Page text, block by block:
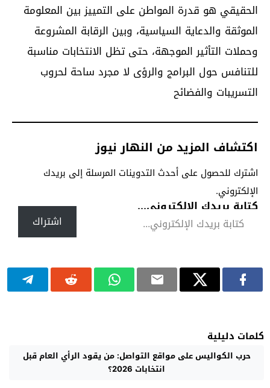
الحقيقي هو قدرة المواطن على التمييز بين المعلومة
الموثقة والدعاية السياسية، وبين الرقابة المشروعة
وحملات التأثير الموجهة، حتى تظل الانتخابات مناسبة
للتنافس حول البرامج والرؤى لا مجرد ساحة لحروب
التسريبات والفضائح
اكتشاف المزيد من النهار نيوز
اشترك للحصول على أحدث التدوينات المرسلة إلى بريدك
الإلكتروني.
كتابة بريدك الإلكتروني...
اشتراك
كلمات دليلية
حرب الكواليس على مواقع التواصل: من يقود الرأي العام قبل
انتخابات 2026؟